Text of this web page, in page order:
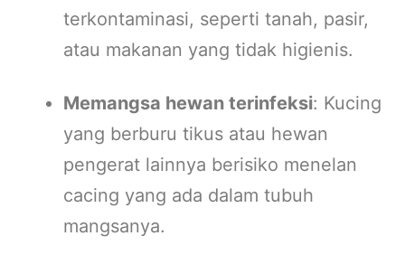
terkontaminasi, seperti tanah, pasir,
atau makanan yang tidak higienis.
Memangsa hewan terinfeksi: Kucing
yang berburu tikus atau hewan
pengerat lainnya berisiko menelan
cacing yang ada dalam tubuh
mangsanya.